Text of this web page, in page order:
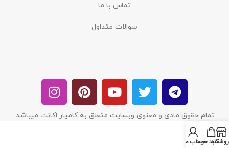
تماس با ما
سوالات متداول
تمام حقوق مادی و معنوی وبسایت متعلق به کامیار اکانت میباشد.
سبد خریدحساب من